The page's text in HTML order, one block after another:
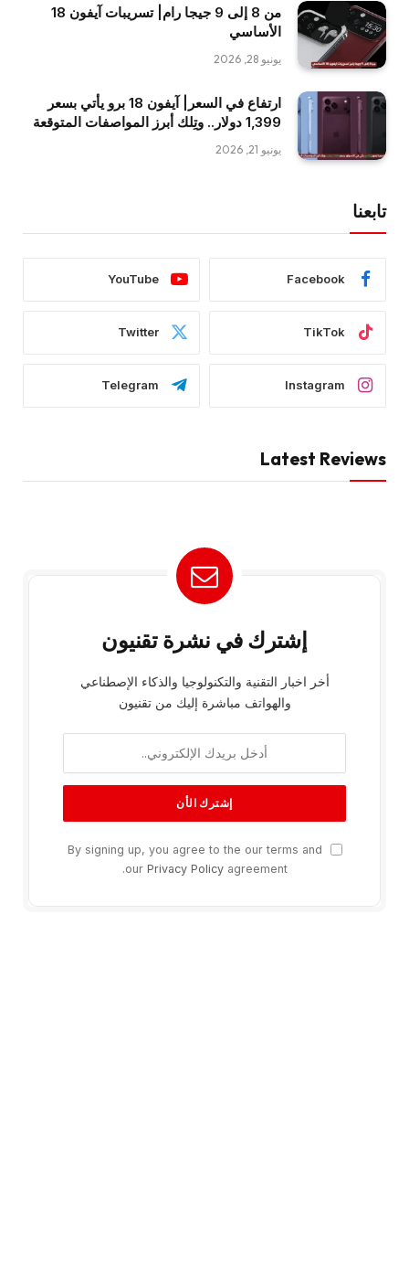
من 8 إلى 9 جيجا رام| تسريبات آيفون 18
الأساسي
يونيو 28, 2026
ارتفاع في السعر| آيفون 18 برو يأتي بسعر
1,399 دولار.. وتِلك أبرز المواصفات المتوقعة
يونيو 21, 2026
تابعنا
Facebook
YouTube
TikTok
Twitter
Instagram
Telegram
Latest Reviews
إشترك في نشرة تقنيون
أخر اخبار التقنية والتكنولوجيا والذكاء الإصطناعي
والهواتف مباشرة إليك من تقنيون
By signing up, you agree to the our terms and
our Privacy Policyagreement.